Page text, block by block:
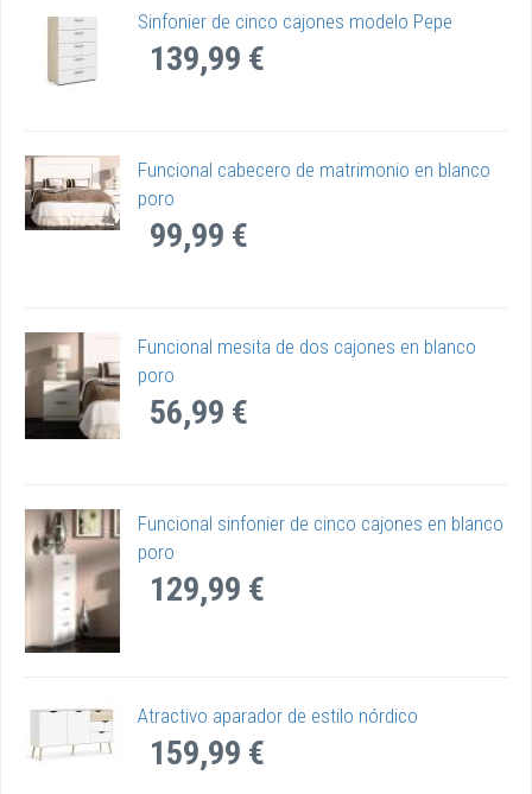
Sinfonier de cinco cajones modelo Pepe
139,99 €
Funcional cabecero de matrimonio en blanco
poro
99,99 €
Funcional mesita de dos cajones en blanco
poro
56,99 €
Funcional sinfonier de cinco cajones en blanco
poro
129,99 €
Atractivo aparador de estilo nórdico
159,99 €